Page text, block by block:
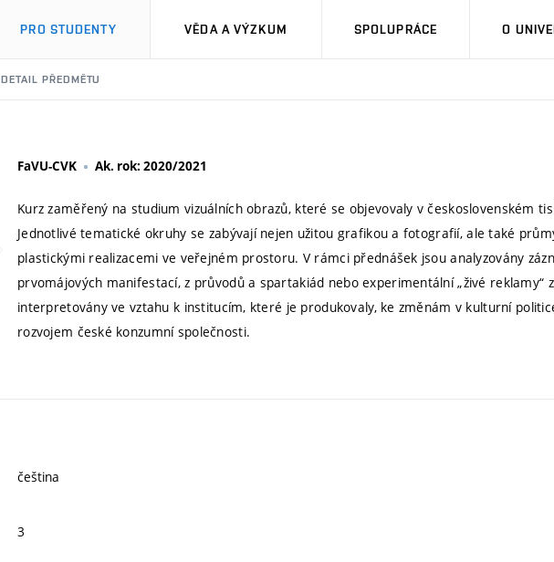
PRO STUDENTY VĚDA A VÝZKUM SPOLUPRÁCE O
DETAIL PŘEDMĚTU
FaVU-CVK Ak. rok: 2020/2021
Kurz zaměřený na studium vizuálních obrazů, které se objevovaly v československém
Jednotlivé tematické okruhy se zabývají nejen užitou grafikou a fotografií, ale také
plastickými realizacemi ve veřejném prostoru. V rámci přednášek jsou analyzovány
prvomájových manifestací, z průvodů a spartakiád nebo experimentální „živé reklamy“
interpretovány ve vztahu k institucím, které je produkovaly, ke změnám v kulturní
rozvojem české konzumní společnosti.
čeština
3